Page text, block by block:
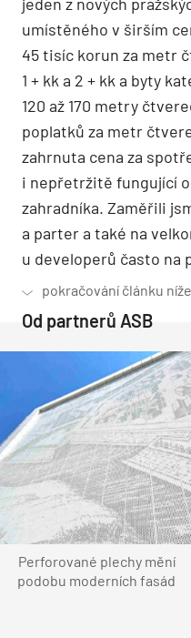
umístěného v širším
45 tisíc korun za metr
1 + kk a 2 + kk a byty
120 až 170 metry
poplatků za metr
zahrnuta cena za
i nepřetržitě fungující
zahradníka. Zaměřili
a parter a také na
u developerů často na
Od partnerů ASB
Perforované plechy mění
podobu moderních fasád